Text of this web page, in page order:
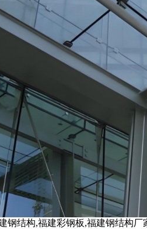
钢结构,福建彩钢板,福建钢结构